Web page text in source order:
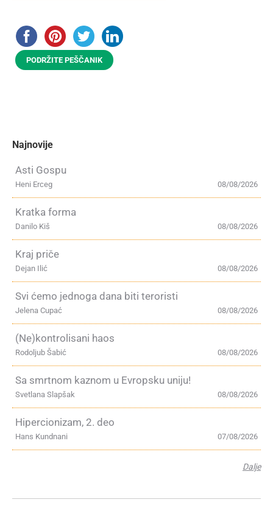
PODRŽITE PEŠČANIK
Najnovije
Asti Gospu
08/08/2026
Heni Erceg
Kratka forma
08/08/2026
Danilo Kiš
Kraj priče
08/08/2026
Dejan Ilić
Svi ćemo jednoga dana biti teroristi
08/08/2026
Jelena Cupać
(Ne)kontrolisani haos
08/08/2026
Rodoljub Šabić
Sa smrtnom kaznom u Evropsku uniju!
08/08/2026
Svetlana Slapšak
Hipercionizam, 2. deo
07/08/2026
Hans Kundnani
Dalje